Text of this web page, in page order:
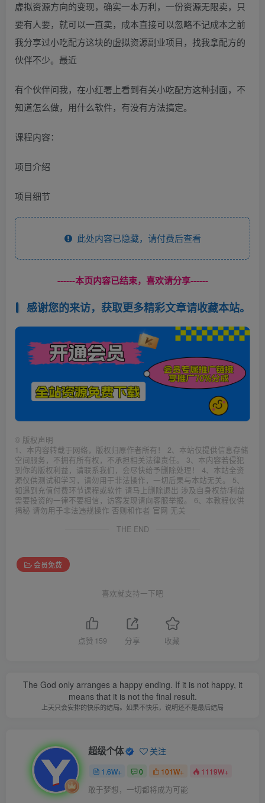
虚拟资源方向的变现，确实一本万利，一份资源无限卖，只
要有人要，就可以一直卖，成本直接可以忽略不记成本之前
我分享过小吃配方这块的虚拟资源副业项目，找我拿配方的
伙伴不少。最近
有个伙伴问我，在小红署上看到有关小吃配方这种封面，不
知道怎么做，用什么软件，有没有方法搞定。
课程内容：
项目介绍
项目细节
此处内容已隐藏，请付费后查看
------本页内容已结束，喜欢请分享------
感谢您的来访，获取更多精彩文章请收藏本站。
© 版权声明
1、本内容转载于网络，版权归原作者所有！ 2、本站仅提供信息存储
空间服务，不拥有所有权，不承担相关法律责任。 3、本内容若侵犯
到你的版权利益，请联系我们，会尽快给予删除处理！ 4、本站全资
源仅供测试和学习，请勿用于非法操作，一切后果与本站无关。 5、
如遇到充值付费环节课程或软件 请马上删除退出 涉及自身权益/利益
需要投资的一律不要相信，访客发现请向客服举报。 6、本教程仅供
揭秘 请勿用于非法违规操作 否则和作者 官网 无关
THE END
会员免费
喜欢就支持一下吧
点赞 159 分享 收藏
The God only arranges a happy ending. If it is not happy, it
means that it is not the final result.
上天只会安排的快乐的结局。如果不快乐，说明还不是最后结局
超级个体 关注
1.6W+ 0 101W+ 1119W+
敢于梦想，一切都将成为可能